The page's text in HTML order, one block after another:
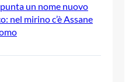
un nome nuovo
nel mirino c’è Assane